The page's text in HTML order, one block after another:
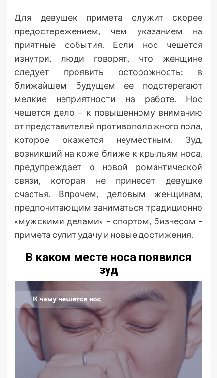
Для девушек примета служит скорее
предостережением, чем указанием на
приятные события. Если нос чешется
изнутри, люди говорят, что женщине
следует проявить осторожность: в
ближайшем будущем ее подстерегают
мелкие неприятности на работе. Нос
чешется дело – к повышенному вниманию
от представителей противоположного пола,
которое окажется неуместным. Зуд,
возникший на коже ближе к крыльям носа,
предупреждает о новой романтической
связи, которая не принесет девушке
счастья. Впрочем, деловым женщинам,
предпочитающим заниматься традиционно
«мужскими делами» – спортом, бизнесом –
примета сулит удачу и новые достижения.
В каком месте носа появился
зуд